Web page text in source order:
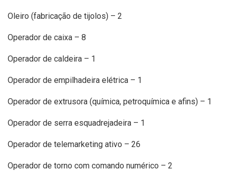
Oleiro (fabricação de tijolos) – 2
Operador de caixa – 8
Operador de caldeira – 1
Operador de empilhadeira elétrica – 1
Operador de extrusora (química, petroquímica e afins) – 1
Operador de serra esquadrejadeira – 1
Operador de telemarketing ativo – 26
Operador de torno com comando numérico – 2